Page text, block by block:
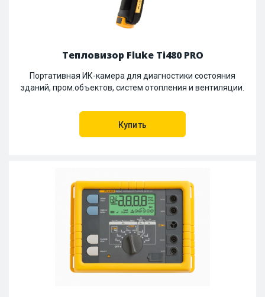
Тепловизор Fluke Ti480 PRO
Портативная ИК-камера для диагностики состояния
зданий, пром.объектов, систем отопления и вентиляции.
Купить